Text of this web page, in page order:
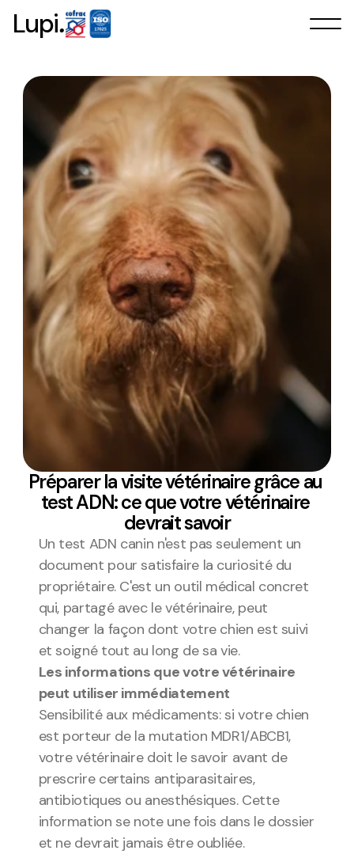
Lupi.
Préparer la visite vétérinaire grâce au
test ADN: ce que votre vétérinaire
devrait savoir
Un test ADN canin n'est pas seulement un
document pour satisfaire la curiosité du
propriétaire. C'est un outil médical concret
qui, partagé avec le vétérinaire, peut
changer la façon dont votre chien est suivi
et soigné tout au long de sa vie.
Les informations que votre vétérinaire
peut utiliser immédiatement
Sensibilité aux médicaments: si votre chien
est porteur de la mutation MDR1/ABCB1,
votre vétérinaire doit le savoir avant de
prescrire certains antiparasitaires,
antibiotiques ou anesthésiques. Cette
information se note une fois dans le dossier
et ne devrait jamais être oubliée.